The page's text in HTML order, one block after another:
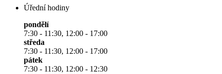
Úřední hodiny
pondělí
7:30 - 11:30, 12:00 - 17:00
středa
7:30 - 11:30, 12:00 - 17:00
pátek
7:30 - 11:30, 12:00 - 12:30